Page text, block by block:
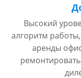
Высокий
алгоритм
аренды